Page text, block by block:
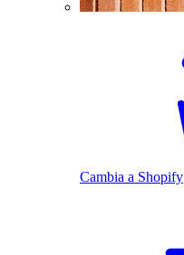
Cambia a Shopify